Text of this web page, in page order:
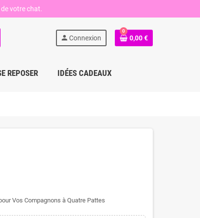
votre chat.
person Connexion
0
0,00 €
REPOSER IDÉES CADEAUX
Vos Compagnons à Quatre Pattes